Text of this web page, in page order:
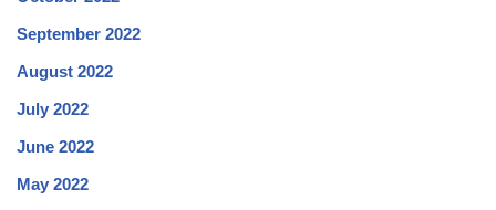
September 2022
August 2022
July 2022
June 2022
May 2022